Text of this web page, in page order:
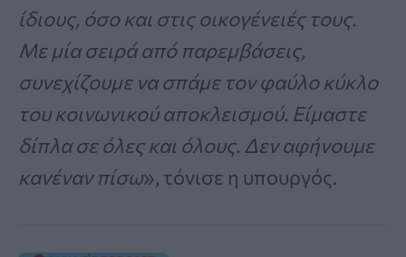
ίδιους, όσο και στις οικογένειές τους.
Με μία σειρά από παρεμβάσεις,
συνεχίζουμε να σπάμε τον φαύλο κύκλο
του κοινωνικού αποκλεισμού. Είμαστε
δίπλα σε όλες και όλους. Δεν αφήνουμε
κανέναν πίσω», τόνισε η υπουργός.